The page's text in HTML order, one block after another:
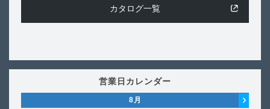
カタログ一覧
営業日カレンダー
8月